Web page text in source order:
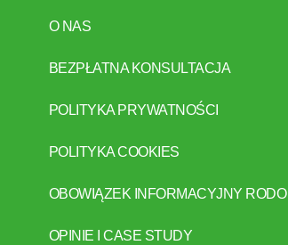
O NAS
BEZPŁATNA KONSULTACJA
POLITYKA PRYWATNOŚCI
POLITYKA COOKIES
OBOWIĄZEK INFORMACYJNY RODO
OPINIE I CASE STUDY